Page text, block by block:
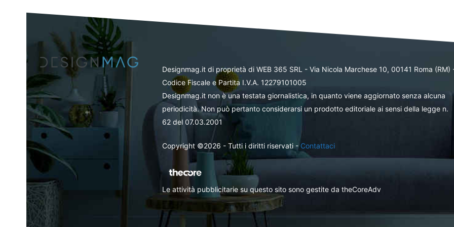
Designmag.it di proprietà di WEB 365 SRL - Via Nicola Marchese 10, 00141 Roma (RM)
Codice Fiscale e Partita I.V.A. 12279101005
Designmag.it non è una testata giornalistica, in quanto viene aggiornato senza alcuna
periodicità. Non può pertanto considerarsi un prodotto editoriale ai sensi della legge n.
62 del 07.03.2001
Copyright ©2026 - Tutti i diritti riservati -Contattaci
Le attività pubblicitarie su questo sito sono gestite da theCoreAdv